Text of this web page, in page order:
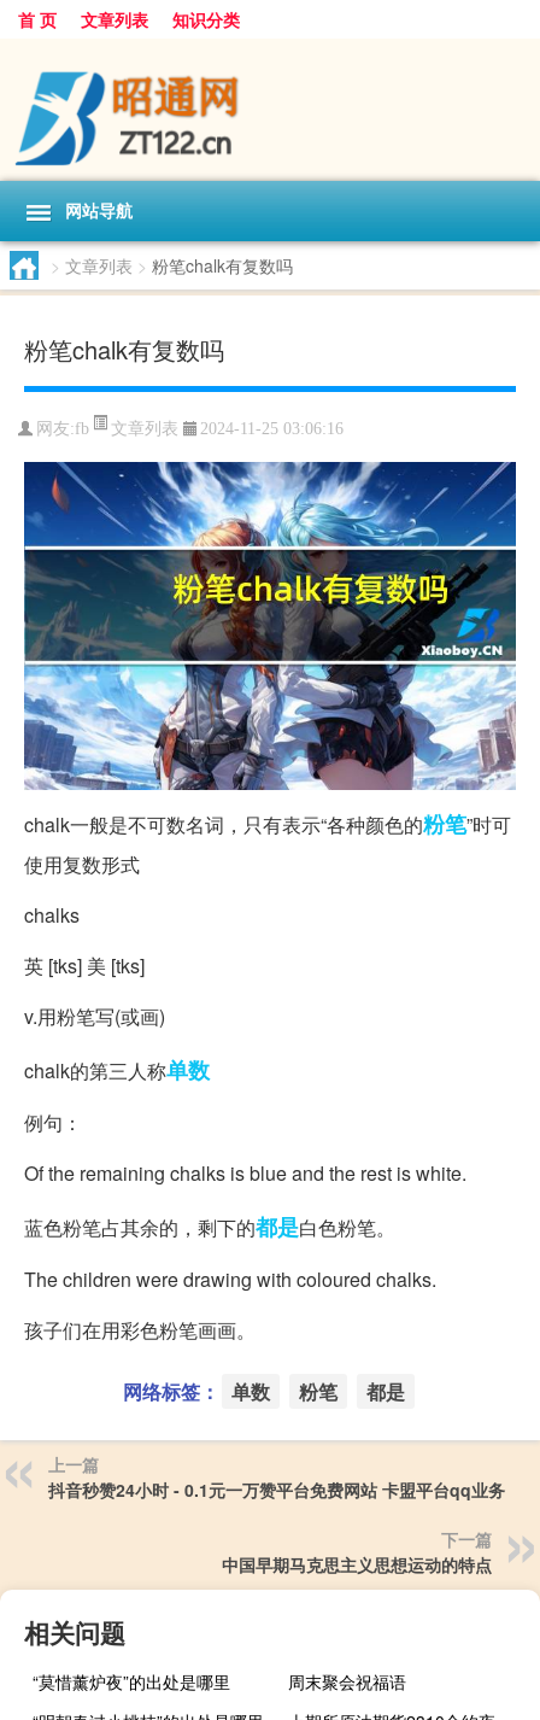
首 页 文章列表 知识分类
网站导航
> 文章列表 > 粉笔chalk有复数吗
粉笔chalk有复数吗
网友:fb 文章列表 2024-11-25 03:06:16
chalk一般是不可数名词，只有表示“各种颜色的粉笔”时可
使用复数形式
chalks
英 [tks] 美 [tks]
v.用粉笔写(或画)
chalk的第三人称单数
例句：
Of the remaining chalks is blue and the rest is white.
蓝色粉笔占其余的，剩下的都是白色粉笔。
The children were drawing with coloured chalks.
孩子们在用彩色粉笔画画。
网络标签： 单数 粉笔 都是
上一篇
抖音秒赞24小时 - 0.1元一万赞平台免费网站 卡盟平台qq业务
下一篇
中国早期马克思主义思想运动的特点
相关问题
“莫惜薰炉夜”的出处是哪里
周末聚会祝福语